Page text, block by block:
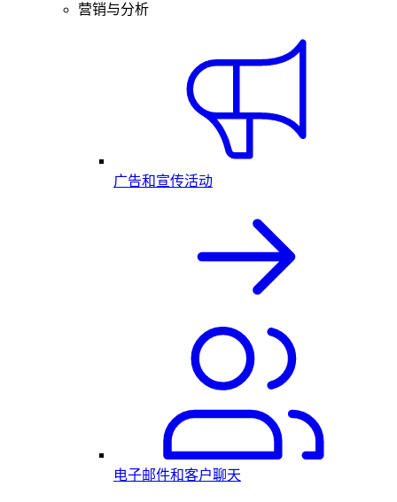
营销与分析
广告和宣传活动
电子邮件和客户聊天